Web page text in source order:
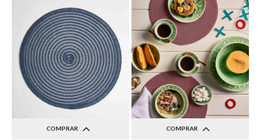
COMPRAR COMPRAR